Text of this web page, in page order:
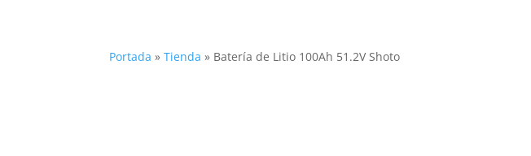
Portada »Tienda » Batería de Litio 100Ah 51.2V Shoto